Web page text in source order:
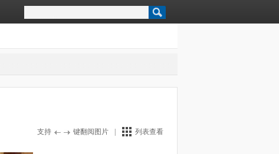
支持 键翻阅图片 列表查看